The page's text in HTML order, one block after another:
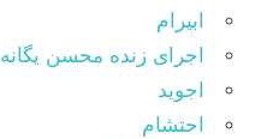
ابیرام
اجرای زنده محسن یگانه
اجوید
احتشام